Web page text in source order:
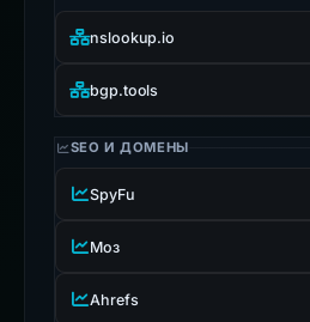
nslookup.io
bgp.tools
SEO И ДОМЕНЫ
SpyFu
Моз
Ahrefs